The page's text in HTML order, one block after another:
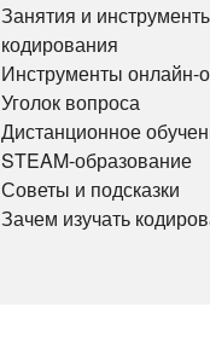
Занятия и
кодирования
Инструменты онлайн-
Уголок вопроса
Дистанционное
STEAM-образование
Советы и подсказки
Зачем изучать